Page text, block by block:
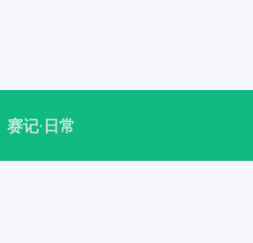
赛记·日常